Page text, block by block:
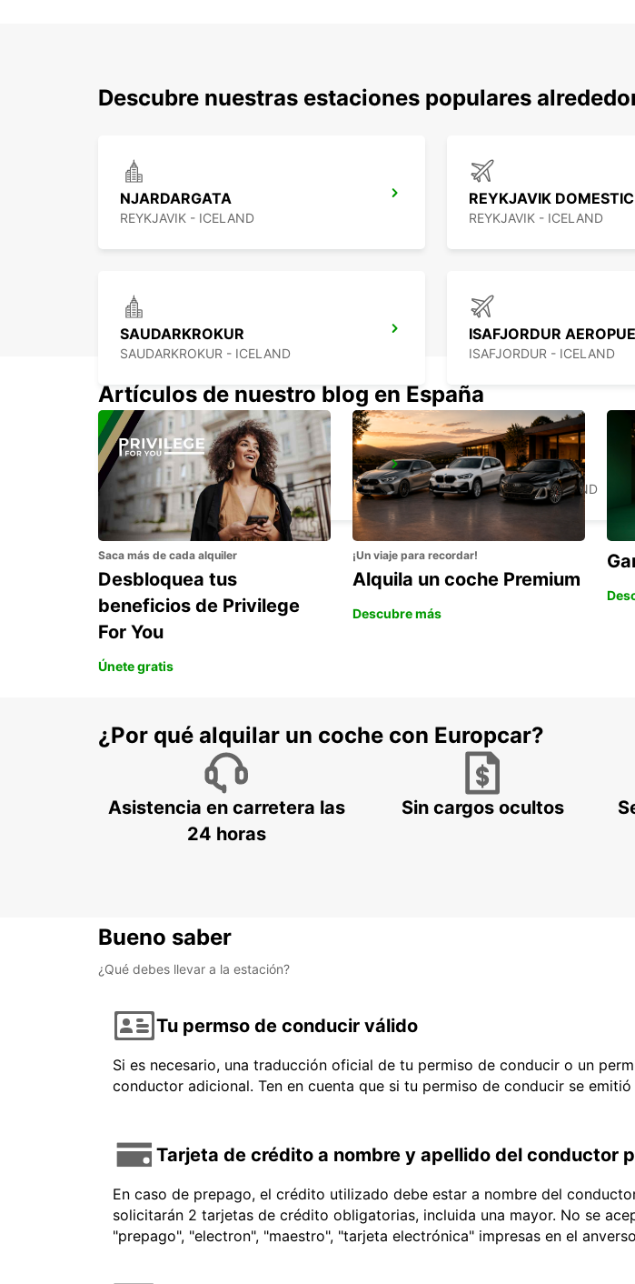
Descubre nuestras estaciones populares
NJARDARGATA
REYKJAVIK - ICELAND REYKJAVIK - ICELAND
SAUDARKROKUR
SAUDARKROKUR - ICELAND
ISAFJORDUR
ISAFJORDUR - ICELAND
AKUREYRI AEROPUERTO
AKUREYRI - ICELAND
AKUREYRI
AKUREYRI - ICELAND
Artículos de nuestro blog en España
Saca más de cada alquiler
Desbloquea tus
beneficios de Privilege
For You
Únete gratis
¡Un viaje para recordar!
Alquila un coche Premium
Descubre más
¿Por qué alquilar un coche con Europcar?
Asistencia en carretera las
24 horas
Sin cargos ocultos
Bueno saber
¿Qué debes llevar a la estación?
Tu permso de conducir válido
Si es necesario, una traducción oficial de tu permiso de conducir o un
conductor adicional. Ten en cuenta que si tu permiso de conducir se
Tarjeta de crédito a nombre y apellido del conductor
En caso de prepago, el crédito utilizado debe estar a nombre del
solicitarán 2 tarjetas de crédito obligatorias, incluida una mayor. No se
"prepago", "electron", "maestro", "tarjeta electrónica" impresas en el